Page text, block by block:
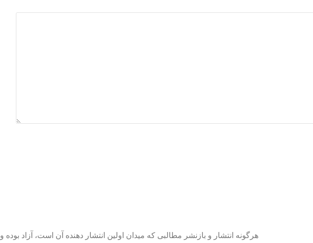
هرگونه انتشار و بازنشر مطالبی که میدان اولین انتشار دهنده آن است، آزاد بوده و